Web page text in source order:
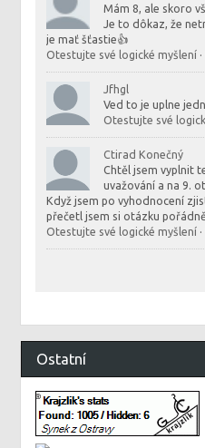
Mám 8, ale skoro
Je to dôkaz, že
je mať šťastie👍
Otestujte své logické myšlení ·
Jfhgl
Ved to je uplne
Otestujte své
Ctirad Konečný
Chtěl jsem vyplnit
uvažování a na 9.
Když jsem po vyhodnocení
přečetl jsem si otázku
Otestujte své logické myšlení ·
Ostatní